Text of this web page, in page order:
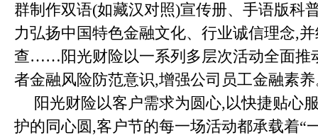
群制作双语(如藏汉对照)宣传册、手语版科
力弘扬中国特色金融文化、行业诚信理念,
查……阳光财险以一系列多层次活动全面推
者金融风险防范意识,增强公司员工金融素
阳光财险以客户需求为圆心,以快捷贴心
护的同心圆,客户节的每一场活动都承载着“